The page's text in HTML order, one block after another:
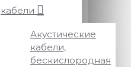
кабели
Акустические
кабели,
бескислородная